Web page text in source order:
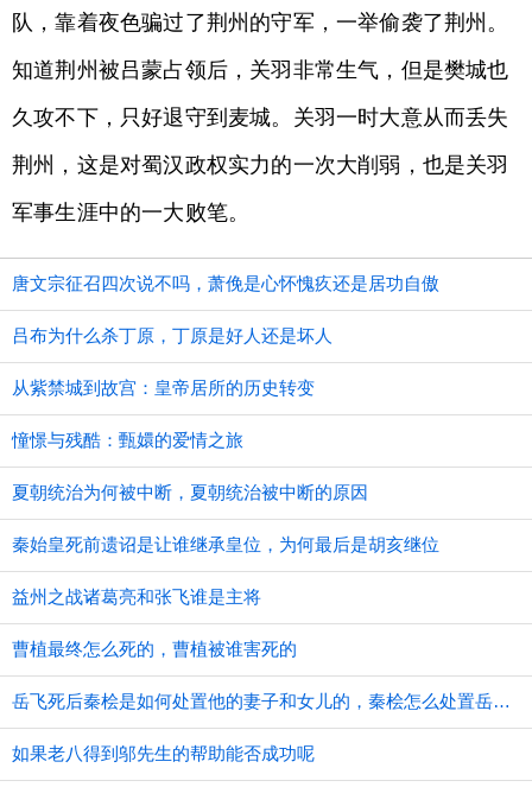
队，靠着夜色骗过了荆州的守军，一举偷袭了荆州。
知道荆州被吕蒙占领后，关羽非常生气，但是樊城也
久攻不下，只好退守到麦城。关羽一时大意从而丢失
荆州，这是对蜀汉政权实力的一次大削弱，也是关羽
军事生涯中的一大败笔。
唐文宗征召四次说不吗，萧俛是心怀愧疚还是居功自傲
吕布为什么杀丁原，丁原是好人还是坏人
从紫禁城到故宫：皇帝居所的历史转变
憧憬与残酷：甄嬛的爱情之旅
夏朝统治为何被中断，夏朝统治被中断的原因
秦始皇死前遗诏是让谁继承皇位，为何最后是胡亥继位
益州之战诸葛亮和张飞谁是主将
曹植最终怎么死的，曹植被谁害死的
​岳飞死后秦桧是如何处置他的妻子和女儿的，秦桧怎么处置岳飞家人的
如果老八得到邬先生的帮助能否成功呢